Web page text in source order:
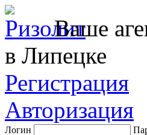
Ваше
в Липецке
Регистрация
Авторизация
Логин